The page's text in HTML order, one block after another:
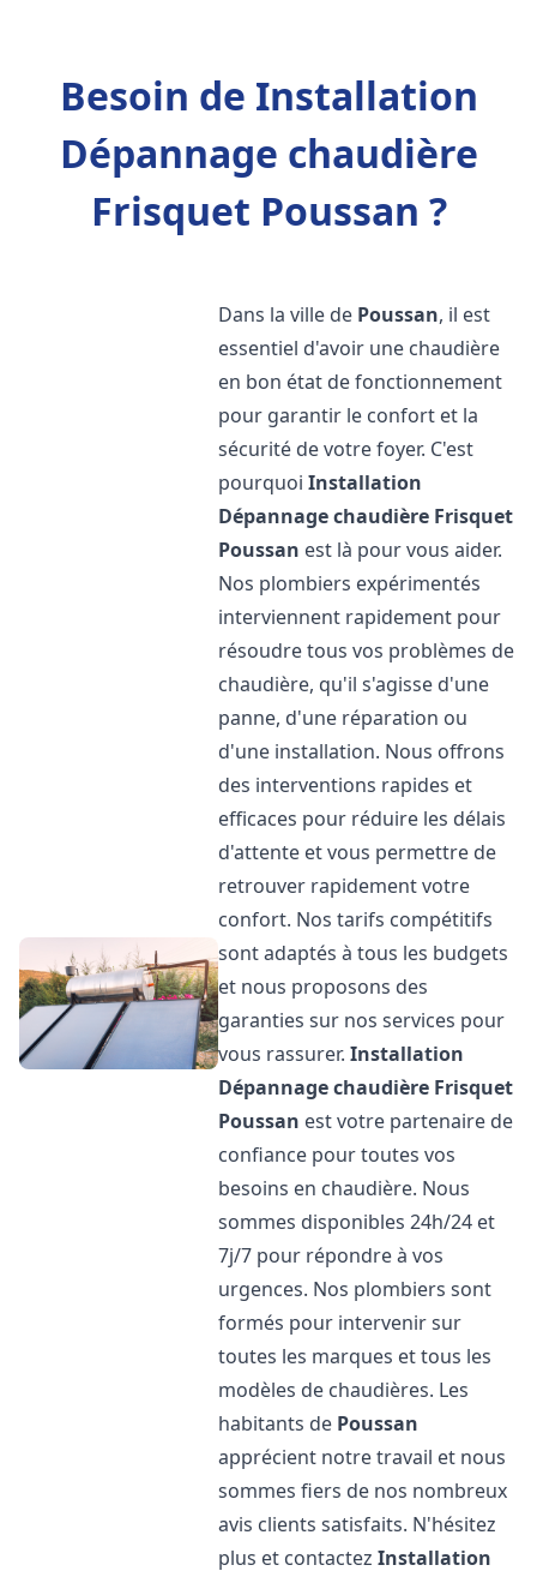
Besoin de Installation
Dépannage chaudière
Frisquet Poussan ?
Dans la ville de Poussan, il est
essentiel d'avoir une chaudière
en bon état de fonctionnement
pour garantir le confort et la
sécurité de votre foyer. C'est
pourquoiInstallation
Dépannage chaudière Frisquet
Poussan est là pour vous aider.
Nos plombiers expérimentés
interviennent rapidement pour
résoudre tous vos problèmes de
chaudière, qu'il s'agisse d'une
panne, d'une réparation ou
d'une installation. Nous offrons
des interventions rapides et
efficaces pour réduire les délais
d'attente et vous permettre de
retrouver rapidement votre
confort. Nos tarifs compétitifs
sont adaptés à tous les budgets
et nous proposons des
garanties sur nos services pour
vous rassurer.Installation
Dépannage chaudière Frisquet
Poussan est votre partenaire de
confiance pour toutes vos
besoins en chaudière. Nous
sommes disponibles 24h/24 et
7j/7 pour répondre à vos
urgences. Nos plombiers sont
formés pour intervenir sur
toutes les marques et tous les
modèles de chaudières. Les
habitants de Poussan
apprécient notre travail et nous
sommes fiers de nos nombreux
avis clients satisfaits. N'hésitez
plus et contactezInstallation